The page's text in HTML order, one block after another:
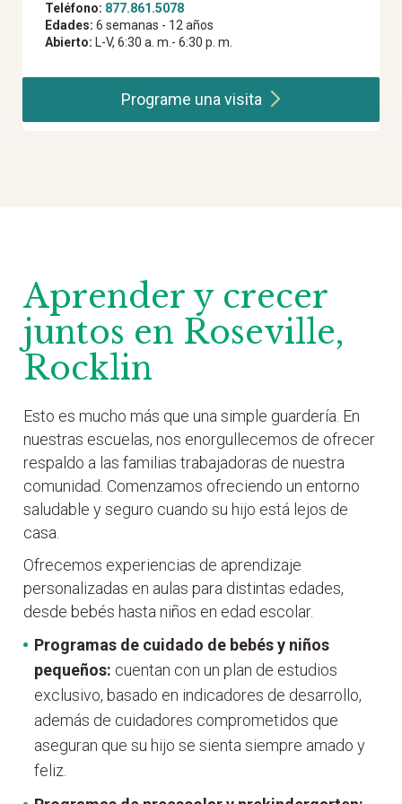
Teléfono: 877.861.5078
Edades: 6 semanas - 12 años
Abierto: L-V, 6:30 a. m.- 6:30 p. m.
Programe unavisita
Aprender y crecer
juntos en Roseville,
Rocklin
Esto es mucho más que una simple guardería. En
nuestras escuelas, nos enorgullecemos de ofrecer
respaldo a las familias trabajadoras de nuestra
comunidad. Comenzamos ofreciendo un entorno
saludable y seguro cuando su hijo está lejos de
casa.
Ofrecemos experiencias de aprendizaje
personalizadas en aulas para distintas edades,
desde bebés hasta niños en edad escolar.
Programas de cuidado de bebés y niños
pequeños: cuentan con un plan de estudios
exclusivo, basado en indicadores de desarrollo,
además de cuidadores comprometidos que
aseguran que su hijo se sienta siempre amado y
feliz.